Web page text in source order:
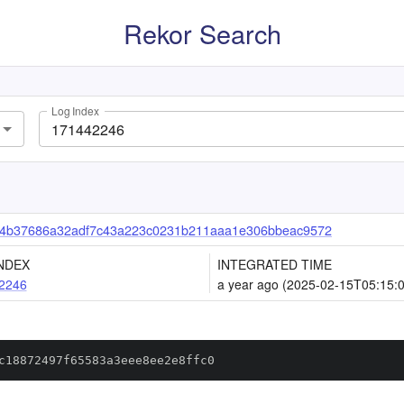
Rekor Search
Log Index
INTEGRATED TIME
a year ago (2025-02-